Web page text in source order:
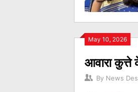
May 10, 2026
आवारा
By News